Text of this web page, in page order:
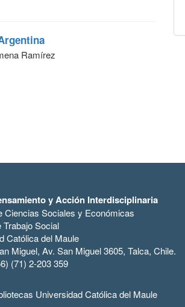
Ramírez
y Acción Interdisciplinaria
Ciencias Sociales y Económicas
Trabajo Social
Católica del Maule
Miguel, Av. San Miguel 3605, Talca, Chile.
(71) 2-203 359
Universidad Católica del Maule